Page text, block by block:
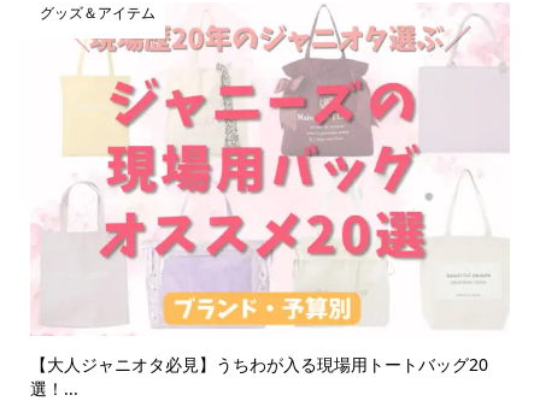
グッズ＆アイテム
【大人ジャニオタ必見】うちわが入る現場用トートバッグ20
選！...